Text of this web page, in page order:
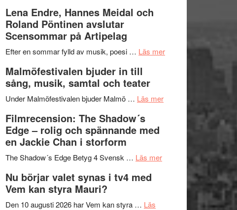
vidsträckta
Trustorhärvan
–
fascinerande,
spännande
ger
mycket
att
på
Lena Endre, Hannes Meidal och
Roland Pöntinen avslutar
Scensommar på Artipelag
Efter en sommar fylld av musik, poesi … Läs merom
Scensommar
Artipelag
Malmöfestivalen bjuder in till
sång, musik, samtal och teater
Under Malmöfestivalen bjuder Malmö … Läs merom
Malmöfestivalen
Filmrecension: The Shadow´s
Edge – rolig och spännande med
en Jackie Chan i storform
The Shadow´s Edge Betyg 4 Svensk … Läs merom
Nu börjar valet synas i tv4 med
Vem kan styra Mauri?
Den 10 augusti 2026 har Vem kan styra … Läs